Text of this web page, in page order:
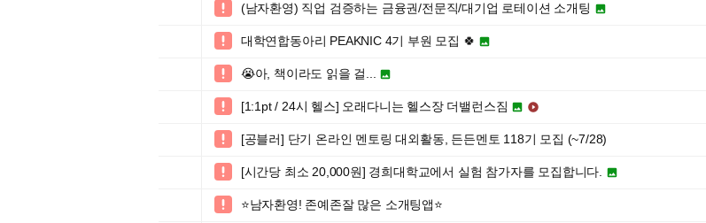
 (남자환영) 직업 검증하는 금융권/전문직/대기업 로테이션 소개팅 
 대학연합동아리 PEAKNIC 4기 부원 모집 🍀 
 😭아, 책이라도 읽을 걸... 
 [1:1pt / 24시 헬스] 오래다니는 헬스장 더밸런스짐  
 [공블러] 단기 온라인 멘토링 대외활동, 든든멘토 118기 모집 (~7/28)
 [시간당 최소 20,000원] 경희대학교에서 실험 참가자를 모집합니다. 
 ⭐️남자환영! 존예존잘 많은 소개팅앱⭐️